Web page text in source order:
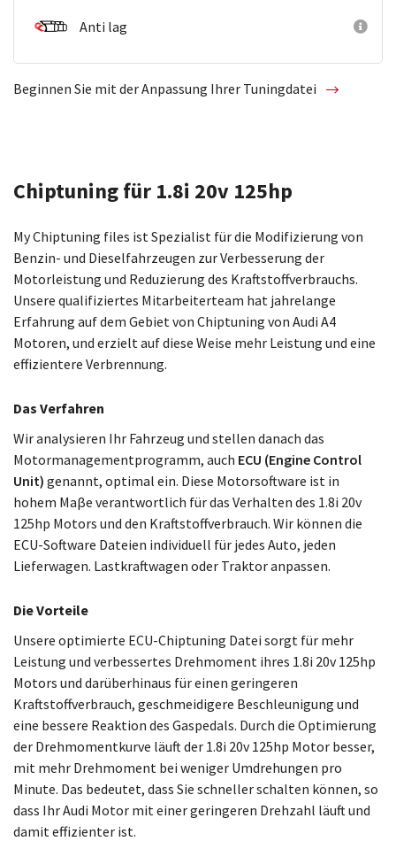
Anti lag
Beginnen Sie mit der Anpassung Ihrer Tuningdatei
Chiptuning für 1.8i 20v 125hp
My Chiptuning files ist Spezialist für die Modifizierung von
Benzin- und Dieselfahrzeugen zur Verbesserung der
Motorleistung und Reduzierung des Kraftstoffverbrauchs.
Unsere qualifiziertes Mitarbeiterteam hat jahrelange
Erfahrung auf dem Gebiet von Chiptuning von Audi A4
Motoren, und erzielt auf diese Weise mehr Leistung und eine
effizientere Verbrennung.
Das Verfahren
Wir analysieren Ihr Fahrzeug und stellen danach das
Motormanagementprogramm, auch ECU (Engine Control
Unit) genannt, optimal ein. Diese Motorsoftware ist in
hohem Maβe verantwortlich für das Verhalten des 1.8i 20v
125hp Motors und den Kraftstoffverbrauch. Wir können die
ECU-Software Dateien individuell für jedes Auto, jeden
Lieferwagen. Lastkraftwagen oder Traktor anpassen.
Die Vorteile
Unsere optimierte ECU-Chiptuning Datei sorgt für mehr
Leistung und verbessertes Drehmoment ihres 1.8i 20v 125hp
Motors und darüberhinaus für einen geringeren
Kraftstoffverbrauch, geschmeidigere Beschleunigung und
eine bessere Reaktion des Gaspedals. Durch die Optimierung
der Drehmomentkurve läuft der 1.8i 20v 125hp Motor besser,
mit mehr Drehmoment bei weniger Umdrehungen pro
Minute. Das bedeutet, dass Sie schneller schalten können, so
dass Ihr Audi Motor mit einer geringeren Drehzahl läuft und
damit effizienter ist.